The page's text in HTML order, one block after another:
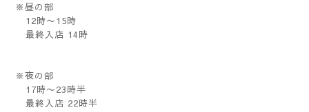
※昼の部
12時〜15時
最終入店 14時
※夜の部
17時〜23時半
最終入店 22時半